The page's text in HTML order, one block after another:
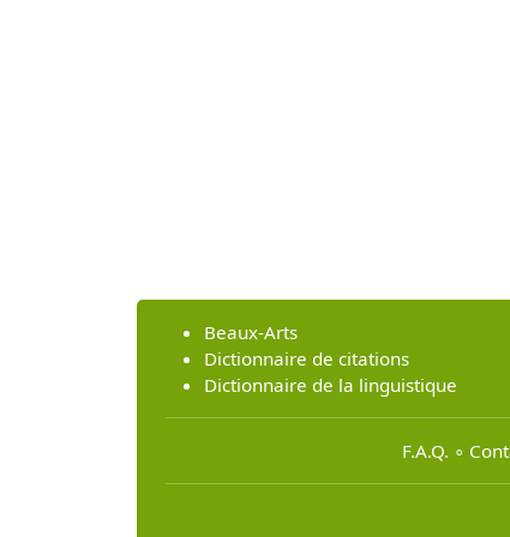
Beaux-Arts
Dictionnaire de citations
Dictionnaire de la linguistique
F.A.Q. ∘